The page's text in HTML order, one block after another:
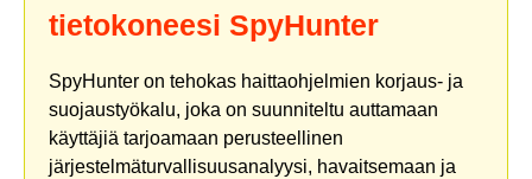
tietokoneesi SpyHunter
SpyHunter on tehokas haittaohjelmien korjaus- ja
suojaustyökalu, joka on suunniteltu auttamaan
käyttäjiä tarjoamaan perusteellinen
järjestelmäturvallisuusanalyysi, havaitsemaan ja